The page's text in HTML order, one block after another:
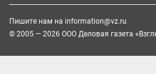
Пишите нам на information@vz.ru
© 2005 — 2026 ООО Деловая газета